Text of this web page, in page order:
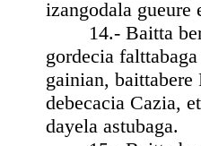
izangodala gueure
14.- Baitta bere
gordecia
gainian,
debecacia Cazia,
dayela astubaga.